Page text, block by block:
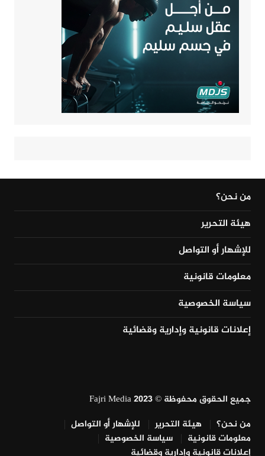
من نحن؟
هيئة التحرير
للإشهار أو التواصل
معلومات قانونية
سياسة الخصوصية
إعلانات قانونية وإدارية وقضائية
جميع الحقوق محفوظة © Fajri Media 2023
من نحن؟
هيئة التحرير
للإشهار أو التواصل
معلومات قانونية
سياسة الخصوصية
إعلانات قانونية وإدارية وقضائية